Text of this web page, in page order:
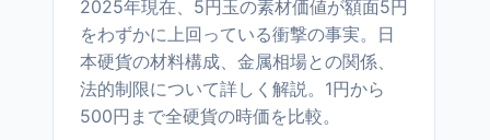
2025年現在、5円玉の素材価値が額面5円
をわずかに上回っている衝撃の事実。日
本硬貨の材料構成、金属相場との関係、
法的制限について詳しく解説。1円から
500円まで全硬貨の時価を比較。